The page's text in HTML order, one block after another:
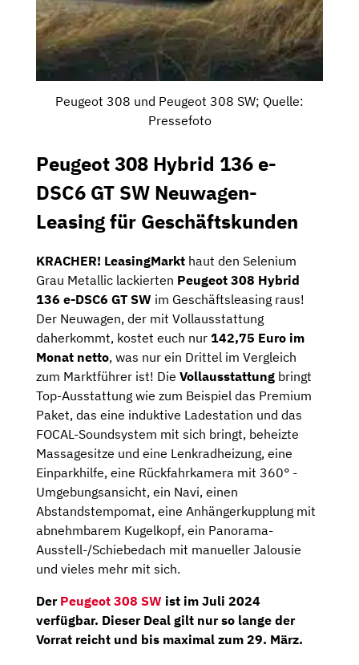
Peugeot 308 und Peugeot 308 SW; Quelle:
Pressefoto
Peugeot 308 Hybrid 136 e-
DSC6 GT SW Neuwagen-
Leasing für Geschäftskunden
KRACHER! LeasingMarkt haut den Selenium
Grau Metallic lackierten Peugeot 308 Hybrid
136 e-DSC6 GT SW im Geschäftsleasing raus!
Der Neuwagen, der mit Vollausstattung
daherkommt, kostet euch nur 142,75 Euro im
Monat netto, was nur ein Drittel im Vergleich
zum Marktführer ist! Die Vollausstattung bringt
Top-Ausstattung wie zum Beispiel das Premium
Paket, das eine induktive Ladestation und das
FOCAL-Soundsystem mit sich bringt, beheizte
Massagesitze und eine Lenkradheizung, eine
Einparkhilfe, eine Rückfahrkamera mit 360° -
Umgebungsansicht, ein Navi, einen
Abstandstempomat, eine Anhängerkupplung mit
abnehmbarem Kugelkopf, ein Panorama-
Ausstell-/Schiebedach mit manueller Jalousie
und vieles mehr mit sich.
Der Peugeot 308 SW ist im Juli 2024
verfügbar. Dieser Deal gilt nur so lange der
Vorrat reicht und bis maximal zum 29. März.